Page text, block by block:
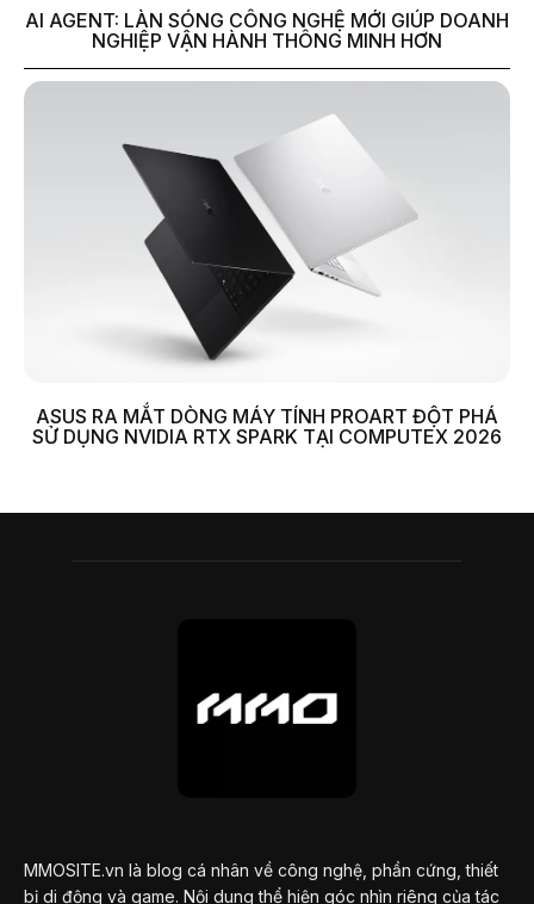
AI AGENT: LÀN SÓNG CÔNG NGHỆ MỚI GIÚP DOANH
NGHIỆP VẬN HÀNH THÔNG MINH HƠN
ASUS RA MẮT DÒNG MÁY TÍNH PROART ĐỘT PHÁ
SỬ DỤNG NVIDIA RTX SPARK TẠI COMPUTEX 2026
MMOSITE.vn là blog cá nhân về công nghệ, phần cứng, thiết
bị di động và game. Nội dung thể hiện góc nhìn riêng của tác